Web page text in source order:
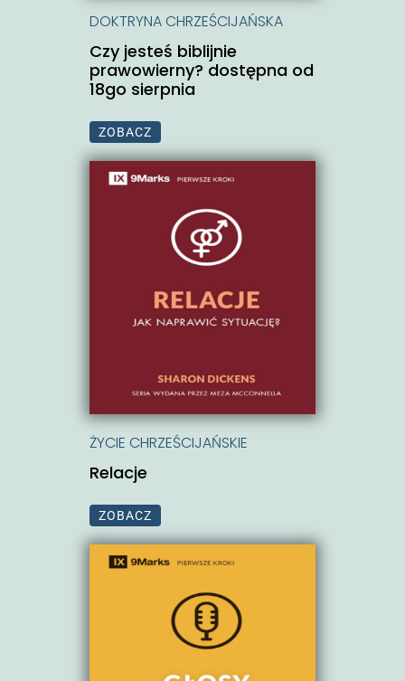
DOKTRYNA CHRZEŚCIJAŃSKA
Czy jesteś biblijnie
prawowierny? dostępna od
18go sierpnia
ZOBACZ
ŻYCIE CHRZEŚCIJAŃSKIE
Relacje
ZOBACZ